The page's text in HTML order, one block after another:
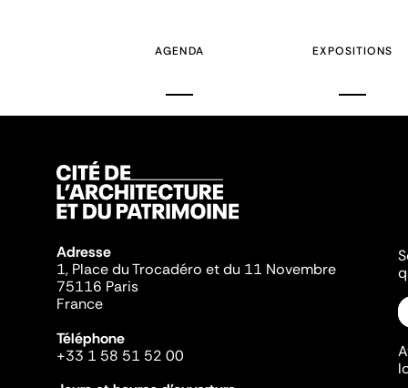
AGENDA EXPOSITIONS
Adresse
1, Place du Trocadéro et du 11 Novembre
75116 Paris
France
Téléphone
+33 1 58 51 52 00